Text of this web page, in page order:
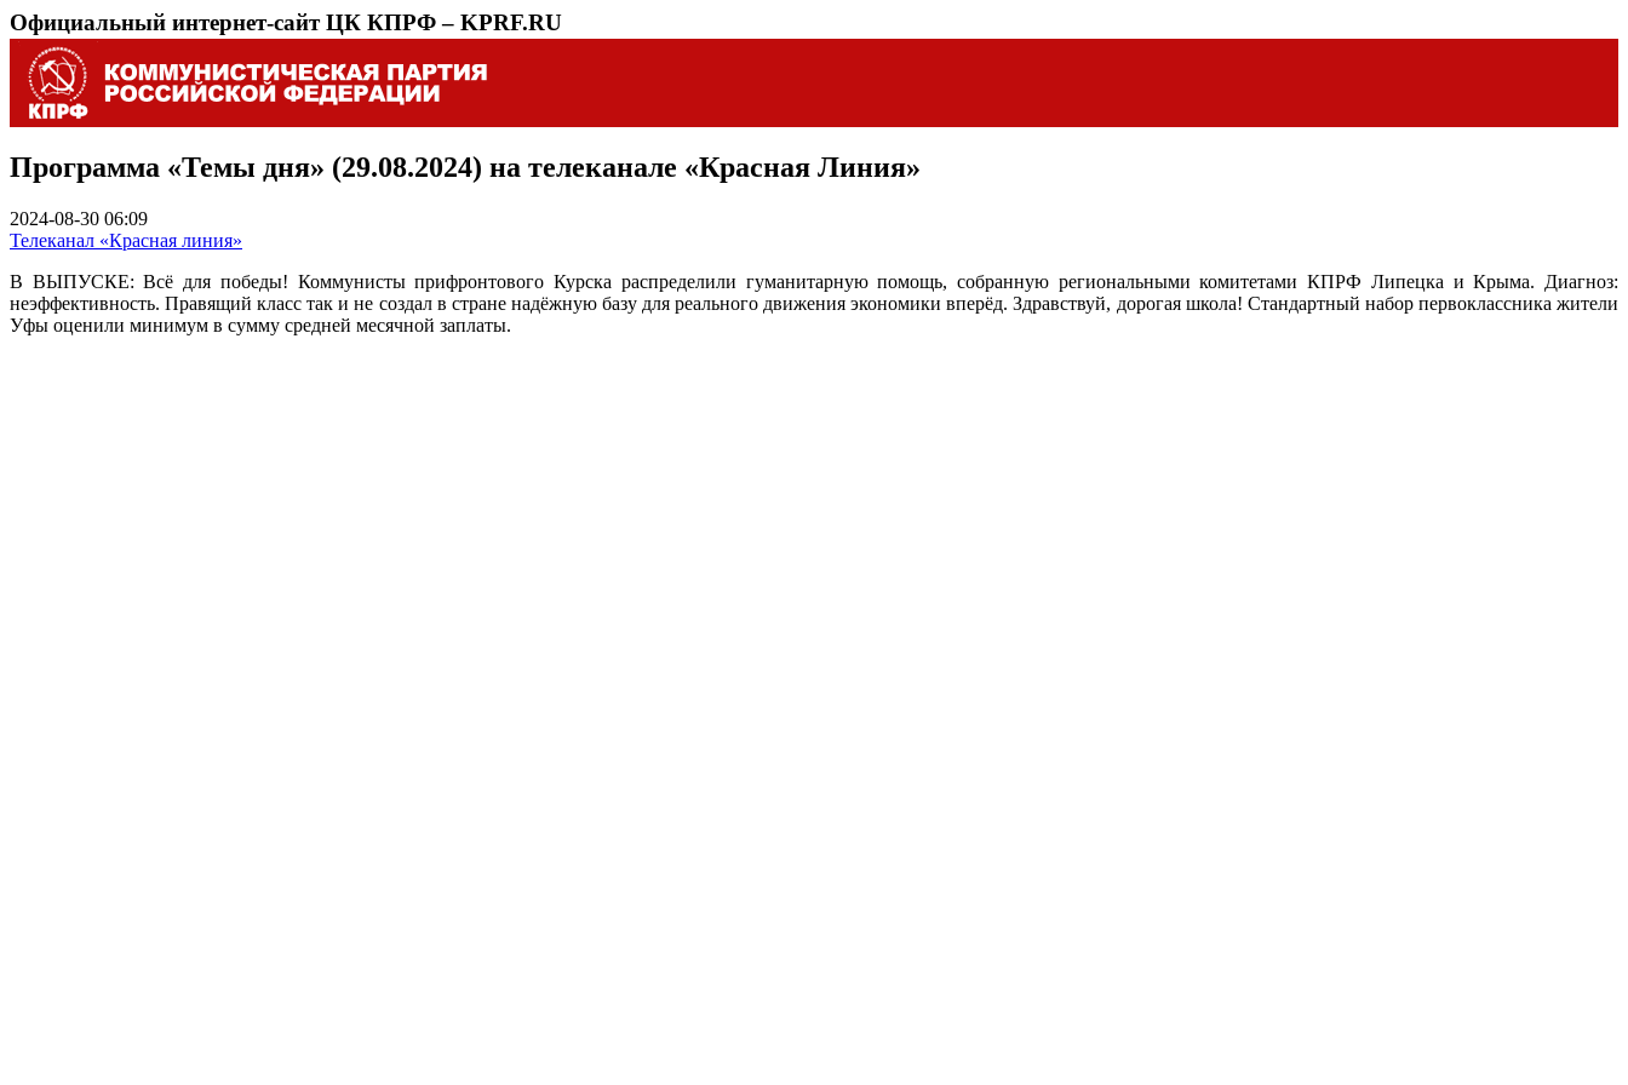
Официальный интернет-сайт ЦК КПРФ – KPRF.RU
Программа «Темы дня» (29.08.2024) на телеканале «Красная Линия»
2024-08-30 06:09
Телеканал «Красная линия»
В ВЫПУСКЕ: Всё для победы! Коммунисты прифронтового Курска распределили гуманитарную помощь, собранную региональными комитетами КПРФ Липецка и Крыма. Диагноз:
неэффективность. Правящий класс так и не создал в стране надёжную базу для реального движения экономики вперёд. Здравствуй, дорогая школа! Стандартный набор первоклассника жители
Уфы оценили минимум в сумму средней месячной заплаты.